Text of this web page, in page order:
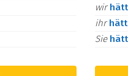
wir
ihr
Sie